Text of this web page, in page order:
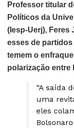
Professor titular
Políticos da
(Iesp-Uerj),
esses de
temem o
polarização entre
“A saída
uma
eles